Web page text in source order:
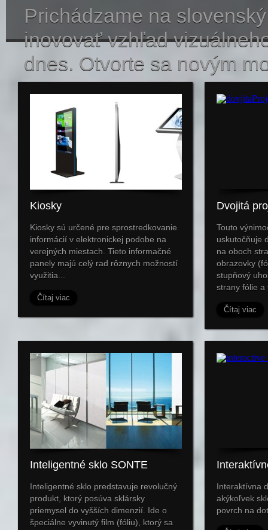
Prichádzame na
inovovať vzhľad
dnes. Otvorte sa novým
Kiosky
Kiosky sú určené pre sprostredkovanie
informácií v elektronickej podobe na
verejných miestach. Tieto informačné
panely majú celý rad rôznych možností
využitia...
Čítaj viac
Dvojitá
Touto
uskutočňuje
na oboch
obrazovky
stupňový
strany fólie a
Čítaj viac
Inteligentné sklo SONTE
Inteligentné sklo predstavuje revolučný
produkt, ktorý posúva sklársky
priemysel do vyšších dimenzií. Ide o
špeciálne vyvinutý film (fóliu), ktorý sa
Interaktívna
akýkoľvek
povrch na